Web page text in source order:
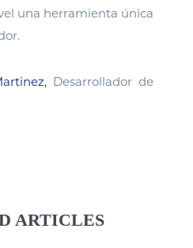
una herramienta única
Desarrollador de
ARTICLES